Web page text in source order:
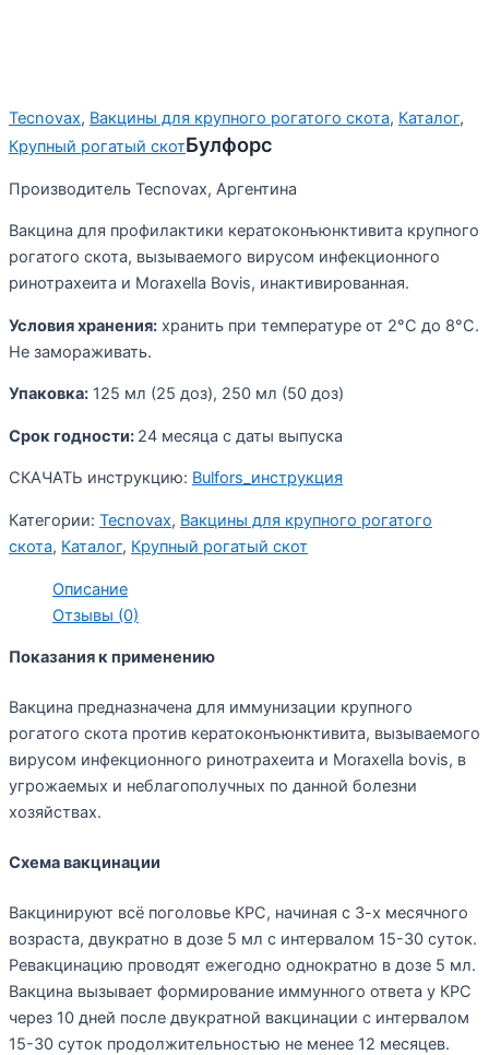
Tecnovax, Вакцины для крупного рогатого скота, Каталог,
Крупный рогатый скотБулфорс
Производитель Tecnovax, Аргентина
Вакцина для профилактики кератоконъюнктивита крупного
рогатого скота, вызываемого вирусом инфекционного
ринотрахеита и Moraxella Bovis, инактивированная.
Условия хранения: хранить при температуре от 2°C до 8°C.
Не замораживать.
Упаковка: 125 мл (25 доз), 250 мл (50 доз)
Срок годности: 24 месяца с даты выпуска
СКАЧАТЬ инструкцию: Bulfors_инструкция
Категории: Tecnovax, Вакцины для крупного рогатого
скота, Каталог, Крупный рогатый скот
Описание
Отзывы (0)
Показания к применению
Вакцина предназначена для иммунизации крупного
рогатого скота против кератоконъюнктивита, вызываемого
вирусом инфекционного ринотрахеита и Moraxella bovis, в
угрожаемых и неблагополучных по данной болезни
хозяйствах.
Схема вакцинации
Вакцинируют всё поголовье КРС, начиная с 3-х месячного
возраста, двукратно в дозе 5 мл с интервалом 15-30 суток.
Ревакцинацию проводят ежегодно однократно в дозе 5 мл.
Вакцина вызывает формирование иммунного ответа у КРС
через 10 дней после двукратной вакцинации с интервалом
15-30 суток продолжительностью не менее 12 месяцев.